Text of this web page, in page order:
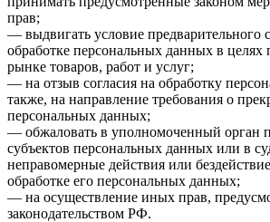
прав;
— выдвигать условие предварительного
обработке персональных данных в целях
рынке товаров, работ и услуг;
— на отзыв согласия на обработку
также, на направление требования о
персональных данных;
— обжаловать в уполномоченный орган
субъектов персональных данных или в
неправомерные действия или
обработке его персональных данных;
— на осуществление иных прав,
законодательством РФ.